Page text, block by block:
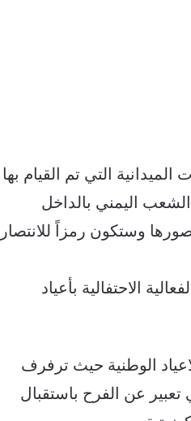
التي تم القيام بها
اليمني بالداخل
وستكون رمزاً للانتصار
الاحتفالية بأعياد
الوطنية حيث ترفرف
عن الفرح باستقبال